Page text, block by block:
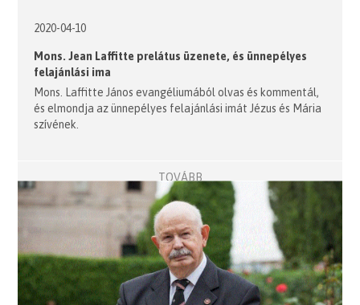
2020-04-10
Mons. Jean Laffitte prelátus üzenete, és ünnepélyes
felajánlási ima
Mons. Laffitte János evangéliumából olvas és kommentál,
és elmondja az ünnepélyes felajánlási imát Jézus és Mária
szívének.
TOVÁBB